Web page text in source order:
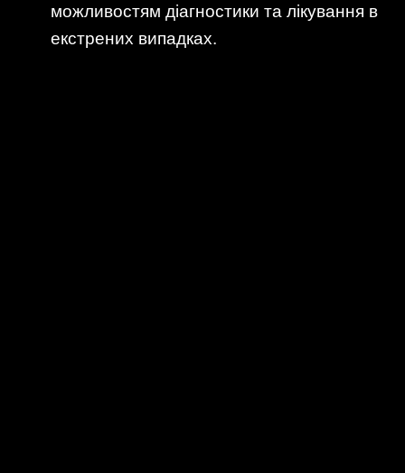
можливостям діагностики та лікування в
екстрених випадках.